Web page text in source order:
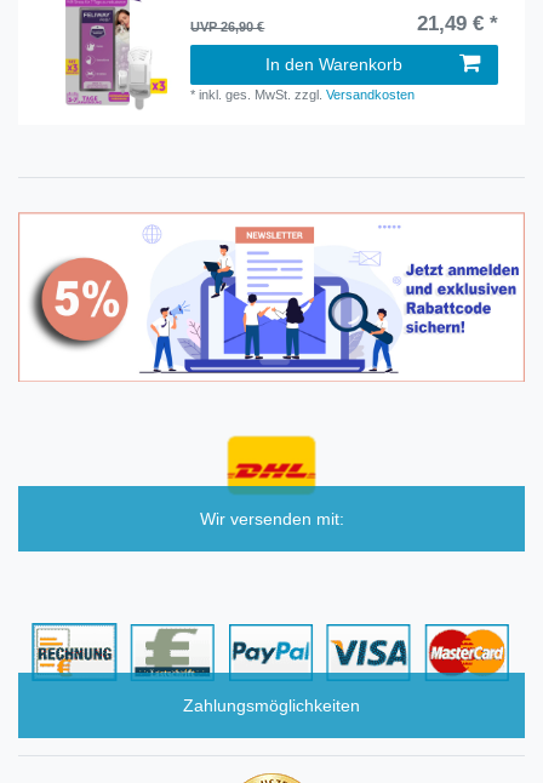
UVP 26,90 € 21,49 € *
In den Warenkorb
*inkl. ges. MwSt. zzgl.Versandkosten
Wir versenden mit:
Zahlungsmöglichkeiten